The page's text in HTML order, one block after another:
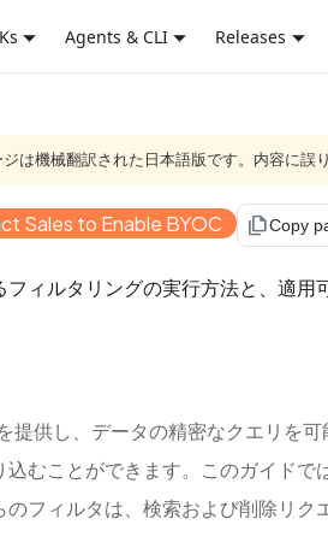
Agents & CLI Releases
は機械翻訳された日本語版です。内容に誤
Sales to Enable BYOC file_copyCopy
ィルタリングの実行方法と、適
供し、データの精密なクエリを
むことができます。このガイド
フィルタは、検索および削除リク